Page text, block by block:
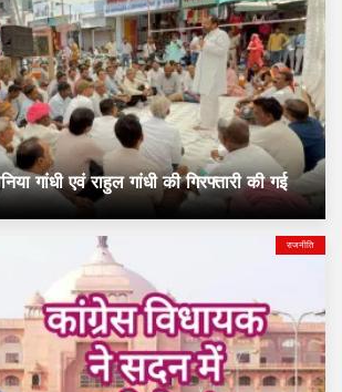
गांधी एवं राहुल गांधी की गिरफ्तारी की गई
राजनीति